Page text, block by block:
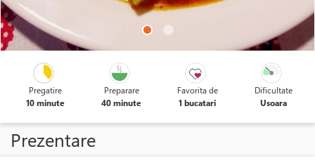
Pregatire
10 minute
Preparare
40 minute
Favorita de
1 bucatari
Dificultate
Usoara
Prezentare